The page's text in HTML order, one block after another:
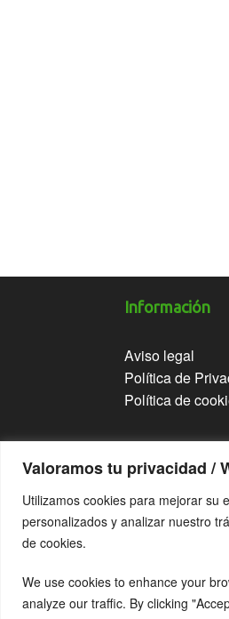
Valoramos tu privacidad /
Utilizamos cookies para mejorar su
personalizados y analizar nuestro
de cookies.
We use cookies to enhance your
analyze our traffic. By clicking
Información
Aviso legal
Política de
Política de
©2026